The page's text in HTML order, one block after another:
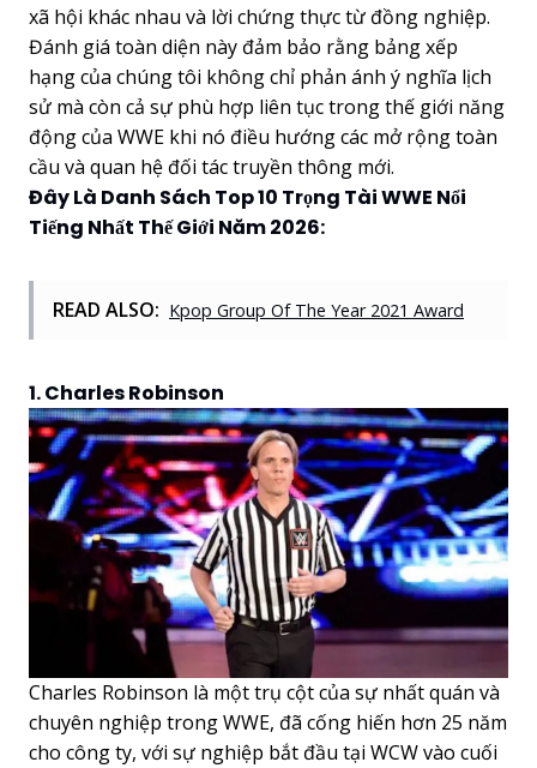
xã hội khác nhau và lời chứng thực từ đồng nghiệp.
Đánh giá toàn diện này đảm bảo rằng bảng xếp
hạng của chúng tôi không chỉ phản ánh ý nghĩa lịch
sử mà còn cả sự phù hợp liên tục trong thế giới năng
động của WWE khi nó điều hướng các mở rộng toàn
cầu và quan hệ đối tác truyền thông mới.
Đây Là Danh Sách Top 10 Trọng Tài WWE Nổi
Tiếng Nhất Thế Giới Năm 2026:
READ ALSO: Kpop Group Of The Year 2021 Award
1. Charles Robinson
Charles Robinson là một trụ cột của sự nhất quán và
chuyên nghiệp trong WWE, đã cống hiến hơn 25 năm
cho công ty, với sự nghiệp bắt đầu tại WCW vào cuối